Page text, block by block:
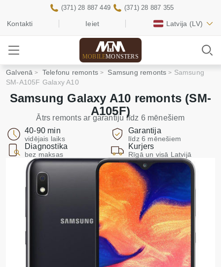
Kontakti Ieiet Latvija (LV)
(371) 28 887 449 (371) 28 887 355
MOBILEMONSTERS
Galvenā Telefonu remonts Samsung remonts
Samsung
SM-A105F Galaxy A10
Samsung Galaxy A10 remonts (SM-
A105F)
Ātrs remonts ar garantiju līdz 6 mēnešiem
40-90 min
vidējais laiks
Garantija
līdz 6 mēnešiem
Diagnostika
bez maksas
Kurjers
Rīgā un visā Latvijā